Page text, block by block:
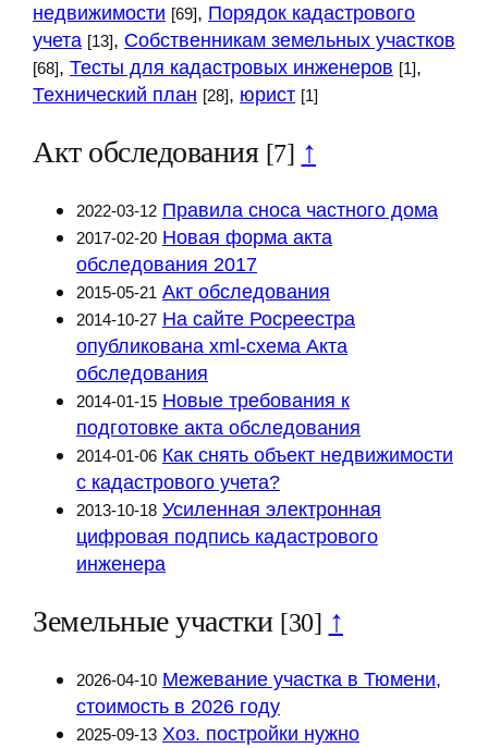
недвижимости [69], Порядок кадастрового
учета [13], Собственникам земельных участков
[68], Тесты для кадастровых инженеров [1],
Технический план [28], юрист [1]
Акт обследования [7] ↑
2022-03-12 Правила сноса частного дома
2017-02-20 Новая форма акта
обследования 2017
2015-05-21 Акт обследования
2014-10-27 На сайте Росреестра
опубликована xml-схема Акта
обследования
2014-01-15 Новые требования к
подготовке акта обследования
2014-01-06 Как снять объект недвижимости
с кадастрового учета?
2013-10-18 Усиленная электронная
цифровая подпись кадастрового
инженера
Земельные участки [30] ↑
2026-04-10 Межевание участка в Тюмени,
стоимость в 2026 году
2025-09-13 Хоз. постройки нужно